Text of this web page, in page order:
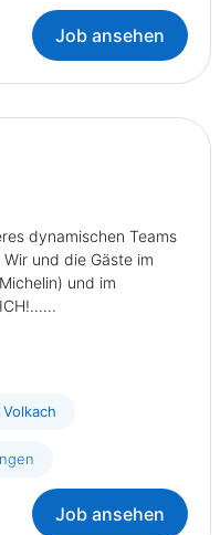
Job ansehen
dynamischen Teams
und die Gäste im
und im
Job ansehen